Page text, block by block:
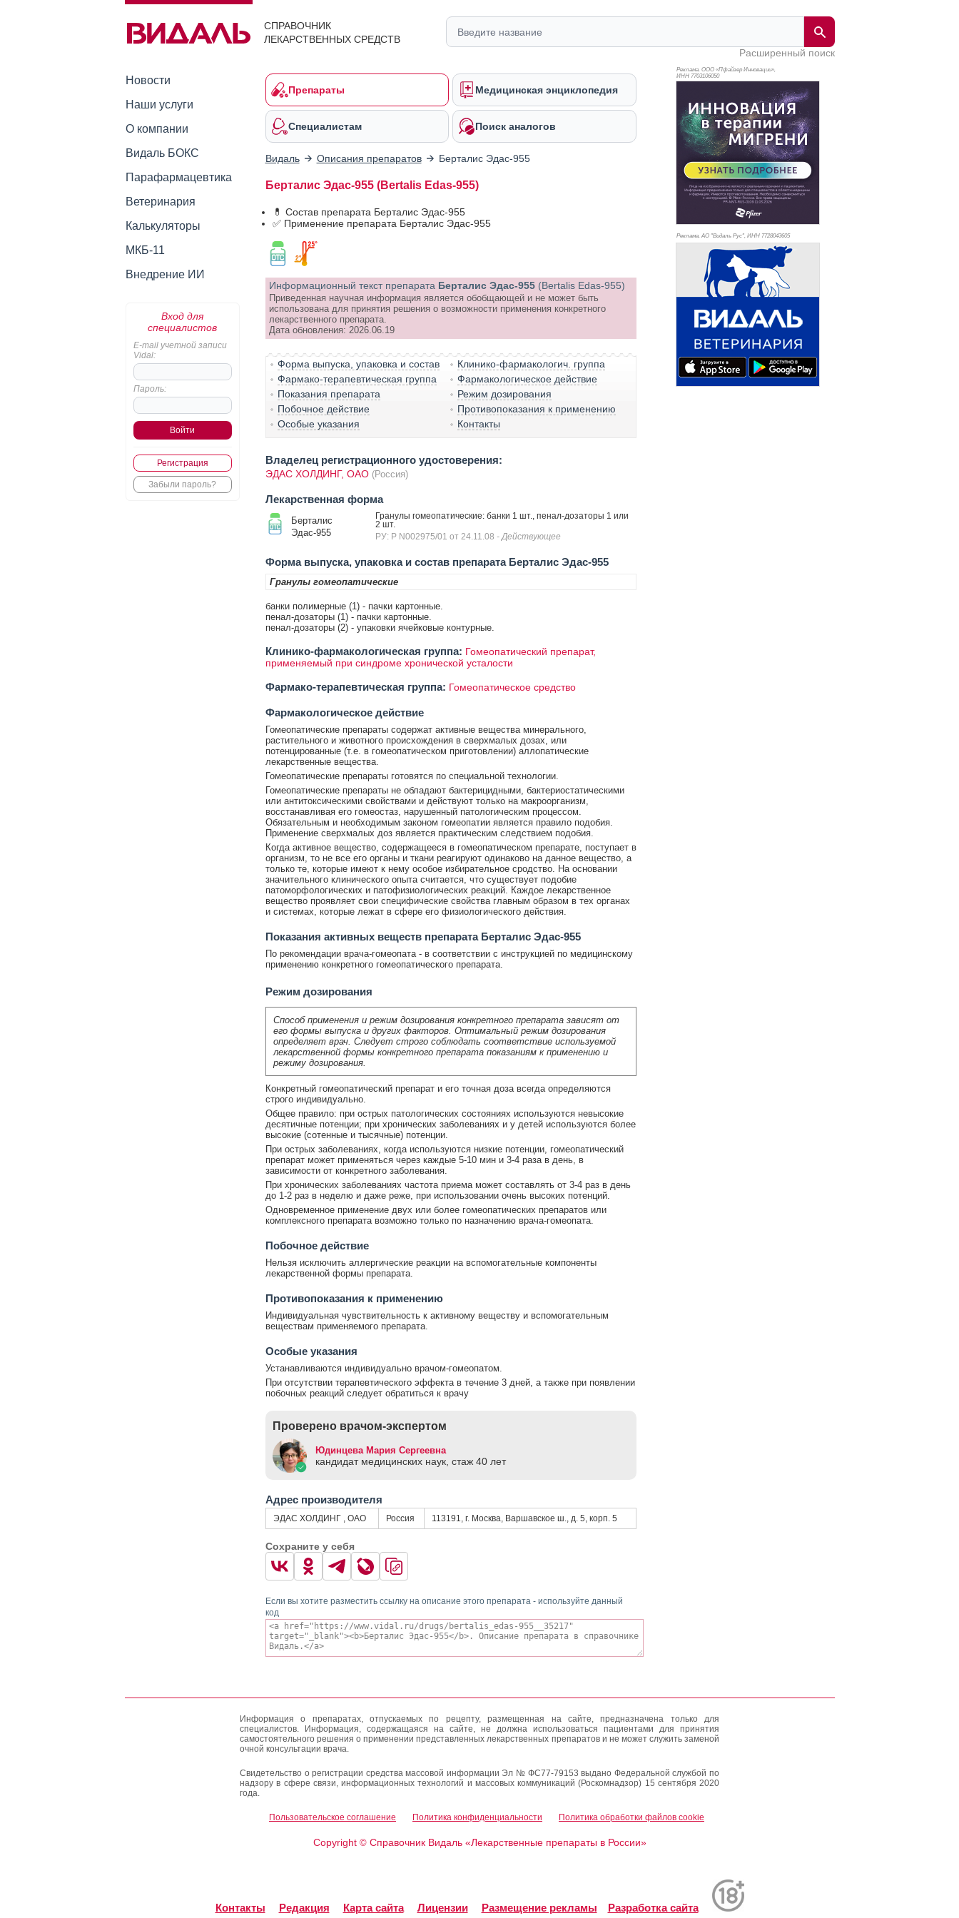
СПРАВОЧНИК
ЛЕКАРСТВЕННЫХ СРЕДСТВ
Расширенный поиск
Новости
Наши услуги
О компании
Видаль БОКС
Парафармацевтика
Ветеринария
Калькуляторы
МКБ-11
Внедрение ИИ
Вход для
специалистов
E-mail учетной записи
Vidal:
Пароль:
Регистрация
Забыли пароль?
Препараты Медицинская энциклопедия
Специалистам Поиск аналогов
Видаль Описания препаратов Берталис Эдас-955
Берталис Эдас-955 (Bertalis Edas-955)
💊 Состав препарата Берталис Эдас-955
✅ Применение препарата Берталис Эдас-955
Информационный текст препарата Берталис Эдас-955 (Bertalis Edas-955)
Приведенная научная информация является обобщающей и не может быть
использована для принятия решения о возможности применения конкретного
лекарственного препарата.
Дата обновления: 2026.06.19
Форма выпуска, упаковка и состав
Клинико-фармакологич. группа
Фармако-терапевтическая группа
Фармакологическое действие
Показания препарата
Режим дозирования
Побочное действие
Противопоказания к применению
Особые указания
Контакты
Владелец регистрационного удостоверения:
ЭДАС ХОЛДИНГ, ОАО (Россия)
Лекарственная форма
Берталис
Эдас-955
Гранулы гомеопатические: банки 1 шт., пенал-дозаторы 1 или
2 шт.
РУ: Р N002975/01 от 24.11.08 - Действующее
Форма выпуска, упаковка и состав препарата Берталис Эдас-955
Гранулы гомеопатические
банки полимерные (1) - пачки картонные.
пенал-дозаторы (1) - пачки картонные.
пенал-дозаторы (2) - упаковки ячейковые контурные.
Клинико-фармакологическая группа: Гомеопатический препарат,
применяемый при синдроме хронической усталости
Фармако-терапевтическая группа: Гомеопатическое средство
Фармакологическое действие
Гомеопатические препараты содержат активные вещества минерального,
растительного и животного происхождения в сверхмалых дозах, или
потенцированные (т.е. в гомеопатическом приготовлении) аллопатические
лекарственные вещества.
Гомеопатические препараты готовятся по специальной технологии.
Гомеопатические препараты не обладают бактерицидными, бактериостатическими
или антитоксическими свойствами и действуют только на макроорганизм,
восстанавливая его гомеостаз, нарушенный патологическим процессом.
Обязательным и необходимым законом гомеопатии является правило подобия.
Применение сверхмалых доз является практическим следствием подобия.
Когда активное вещество, содержащееся в гомеопатическом препарате, поступает в
организм, то не все его органы и ткани реагируют одинаково на данное вещество, а
только те, которые имеют к нему особое избирательное сродство. На основании
значительного клинического опыта считается, что существует подобие
патоморфологических и патофизиологических реакций. Каждое лекарственное
вещество проявляет свои специфические свойства главным образом в тех органах
и системах, которые лежат в сфере его физиологического действия.
Показания активных веществ препарата Берталис Эдас-955
По рекомендации врача-гомеопата - в соответствии с инструкцией по медицинскому
применению конкретного гомеопатического препарата.
Режим дозирования
Способ применения и режим дозирования конкретного препарата зависят от
его формы выпуска и других факторов. Оптимальный режим дозирования
определяет врач. Следует строго соблюдать соответствие используемой
лекарственной формы конкретного препарата показаниям к применению и
режиму дозирования.
Конкретный гомеопатический препарат и его точная доза всегда определяются
строго индивидуально.
Общее правило: при острых патологических состояниях используются невысокие
десятичные потенции; при хронических заболеваниях и у детей используются более
высокие (сотенные и тысячные) потенции.
При острых заболеваниях, когда используются низкие потенции, гомеопатический
препарат может применяться через каждые 5-10 мин и 3-4 раза в день, в
зависимости от конкретного заболевания.
При хронических заболеваниях частота приема может составлять от 3-4 раз в день
до 1-2 раз в неделю и даже реже, при использовании очень высоких потенций.
Одновременное применение двух или более гомеопатических препаратов или
комплексного препарата возможно только по назначению врача-гомеопата.
Побочное действие
Нельзя исключить аллергические реакции на вспомогательные компоненты
лекарственной формы препарата.
Противопоказания к применению
Индивидуальная чувствительность к активному веществу и вспомогательным
веществам применяемого препарата.
Особые указания
Устанавливаются индивидуально врачом-гомеопатом.
При отсутствии терапевтического эффекта в течение 3 дней, а также при появлении
побочных реакций следует обратиться к врачу
Проверено врачом-экспертом
Юдинцева Мария Сергеевна
кандидат медицинских наук, стаж 40 лет
Адрес производителя
ЭДАС ХОЛДИНГ , ОАО Россия 113191, г. Москва, Варшавское ш., д. 5, корп. 5
Сохраните у себя
Если вы хотите разместить ссылку на описание этого препарата - используйте данный
код
Реклама. ООО «Пфайзер Инновации»,
ИНН 7703106050
Реклама. АО "Видаль Рус", ИНН 7728043605
Информация о препаратах, отпускаемых по рецепту, размещенная на сайте, предназначена только для
специалистов. Информация, содержащаяся на сайте, не должна использоваться пациентами для принятия
самостоятельного решения о применении представленных лекарственных препаратов и не может служить заменой
очной консультации врача.
Свидетельство о регистрации средства массовой информации Эл № ФС77-79153 выдано Федеральной службой по
надзору в сфере связи, информационных технологий и массовых коммуникаций (Роскомнадзор) 15 сентября 2020
года.
Пользовательское соглашение Политика конфиденциальности Политика обработки файлов cookie
Copyright ©Справочник Видаль «Лекарственные препараты в России»
Контакты Редакция Карта сайта Лицензии Размещение рекламы Разработка сайта